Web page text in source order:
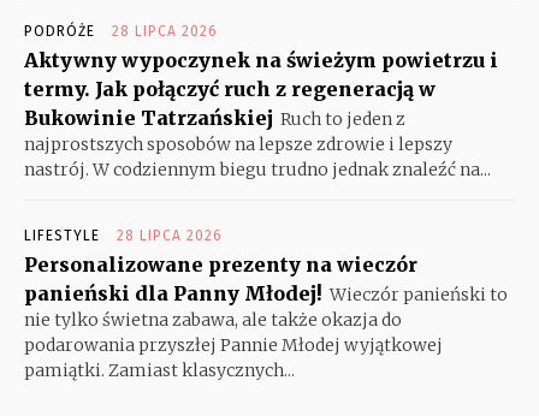
PODRÓŻE 28 LIPCA 2026
Aktywny wypoczynek na świeżym powietrzu i
termy. Jak połączyć ruch z regeneracją w
Bukowinie Tatrzańskiej Ruch to jeden z
najprostszych sposobów na lepsze zdrowie i lepszy
nastrój. W codziennym biegu trudno jednak znaleźć na...
LIFESTYLE 28 LIPCA 2026
Personalizowane prezenty na wieczór
panieński dla Panny Młodej! Wieczór panieński to
nie tylko świetna zabawa, ale także okazja do
podarowania przyszłej Pannie Młodej wyjątkowej
pamiątki. Zamiast klasycznych...